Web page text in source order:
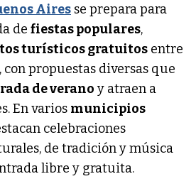
Aires se prepara para
de fiestas populares,
turísticos gratuitos entre
, con propuestas diversas que
de verano y atraen a
En varios municipios
celebraciones
de tradición y música
libre y gratuita.